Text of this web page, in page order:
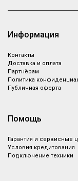
Информация
Контакты
Доставка и оплата
Партнёрам
Политика
Публичная оферта
Помощь
Гарантия и сервисные
Условия кредитования
Подключение техники